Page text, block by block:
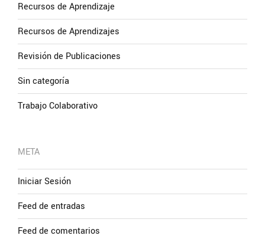
Recursos de Aprendizaje
Recursos de Aprendizajes
Revisión de Publicaciones
Sin categoría
Trabajo Colaborativo
META
Iniciar Sesión
Feed de entradas
Feed de comentarios